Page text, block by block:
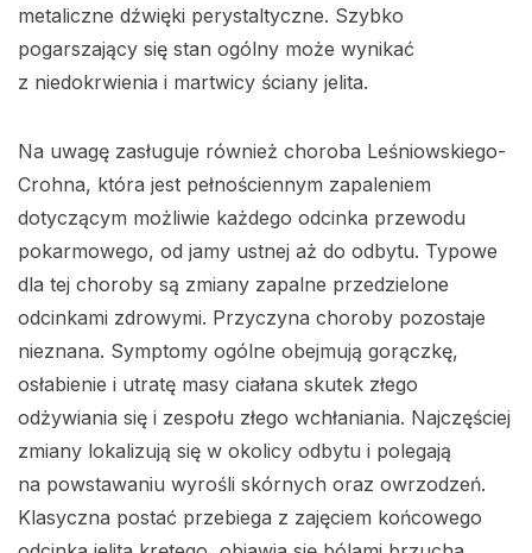
metaliczne dźwięki perystaltyczne. Szybko
pogarszający się stan ogólny może wynikać
z niedokrwienia i martwicy ściany jelita.
Na uwagę zasługuje również choroba Leśniowskiego-
Crohna, która jest pełnościennym zapaleniem
dotyczącym możliwie każdego odcinka przewodu
pokarmowego, od jamy ustnej aż do odbytu. Typowe
dla tej choroby są zmiany zapalne przedzielone
odcinkami zdrowymi. Przyczyna choroby pozostaje
nieznana. Symptomy ogólne obejmują gorączkę,
osłabienie i utratę masy ciałana skutek złego
odżywiania się i zespołu złego wchłaniania. Najczęściej
zmiany lokalizują się w okolicy odbytu i polegają
na powstawaniu wyrośli skórnych oraz owrzodzeń.
Klasyczna postać przebiega z zajęciem końcowego